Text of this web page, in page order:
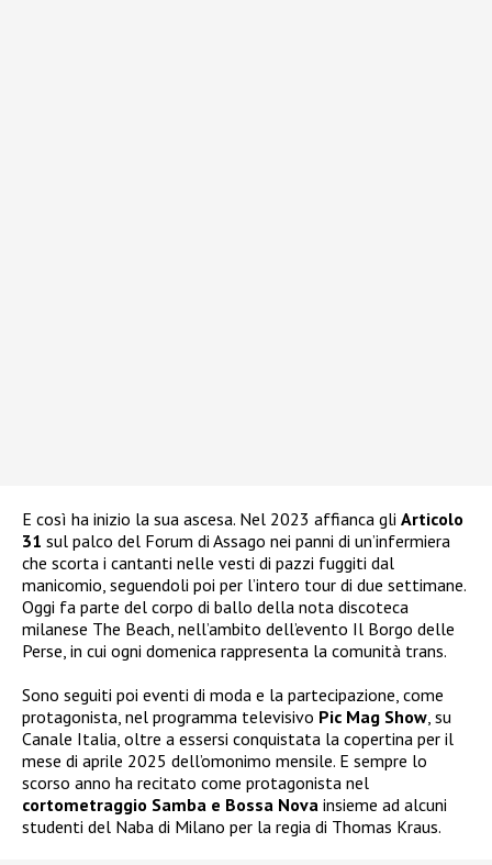
E così ha inizio la sua ascesa. Nel 2023 affianca gli Articolo
31 sul palco del Forum di Assago nei panni di un’infermiera
che scorta i cantanti nelle vesti di pazzi fuggiti dal
manicomio, seguendoli poi per l’intero tour di due settimane.
Oggi fa parte del corpo di ballo della nota discoteca
milanese The Beach, nell’ambito dell’evento Il Borgo delle
Perse, in cui ogni domenica rappresenta la comunità trans.
Sono seguiti poi eventi di moda e la partecipazione, come
protagonista, nel programma televisivo Pic Mag Show, su
Canale Italia, oltre a essersi conquistata la copertina per il
mese di aprile 2025 dell’omonimo mensile. E sempre lo
scorso anno ha recitato come protagonista nel
cortometraggio Samba e Bossa Nova insieme ad alcuni
studenti del Naba di Milano per la regia di Thomas Kraus.